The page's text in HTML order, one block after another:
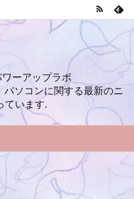
ーアップラボ
ソコンに関する最新のニ
ています.